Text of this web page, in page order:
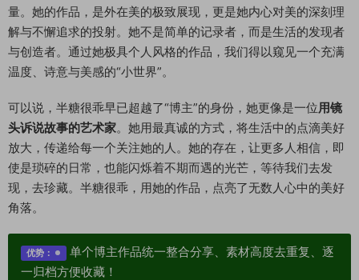
量。她的作品，是外在美的极致展现，更是她内心对美的深刻理
解与不懈追求的投射。她不是简单的记录者，而是生活的发现者
与创造者。通过她极具个人风格的作品，我们得以窥见一个充满
温度、诗意与美感的“小世界”。
可以说，半糖很乖早已超越了“博主”的身份，她更像是一位用镜
头诉说故事的艺术家。她用最真诚的方式，将生活中的点滴美好
放大，传递给每一个关注她的人。她的存在，让更多人相信，即
使是琐碎的日常，也能闪烁着不期而遇的光芒，等待我们去发
现，去珍藏。半糖很乖，用她的作品，点亮了无数人心中的美好
角落。
优势：
单个博主作品统一整合分享、素材高度去重复、逐
一归档方便收藏！